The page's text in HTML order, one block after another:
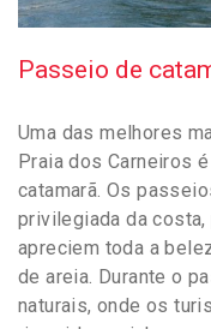
Passeio de
Uma das melhores
Praia dos Carneiros
catamarã. Os
privilegiada da
apreciem toda a
de areia. Durante o
naturais, onde os